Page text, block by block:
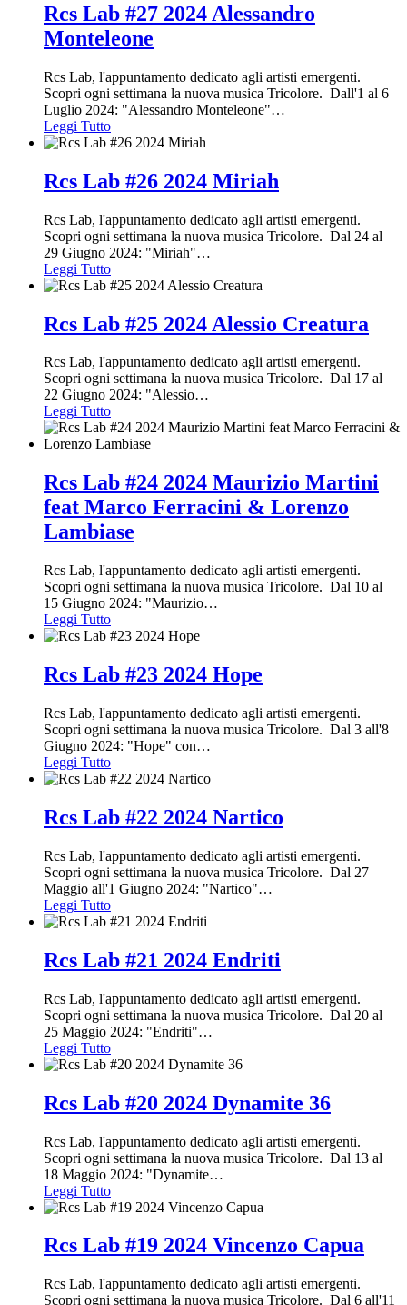
Rcs Lab #27 2024 Alessandro
Monteleone
Rcs Lab, l'appuntamento dedicato agli artisti emergenti.
Scopri ogni settimana la nuova musica Tricolore. Dall'1 al 6
Luglio 2024: "Alessandro Monteleone"…
Leggi Tutto
Rcs Lab #26 2024 Miriah
Rcs Lab, l'appuntamento dedicato agli artisti emergenti.
Scopri ogni settimana la nuova musica Tricolore. Dal 24 al
29 Giugno 2024: "Miriah"…
Leggi Tutto
Rcs Lab #25 2024 Alessio Creatura
Rcs Lab, l'appuntamento dedicato agli artisti emergenti.
Scopri ogni settimana la nuova musica Tricolore. Dal 17 al
22 Giugno 2024: "Alessio…
Leggi Tutto
Rcs Lab #24 2024 Maurizio Martini
feat Marco Ferracini & Lorenzo
Lambiase
Rcs Lab, l'appuntamento dedicato agli artisti emergenti.
Scopri ogni settimana la nuova musica Tricolore. Dal 10 al
15 Giugno 2024: "Maurizio…
Leggi Tutto
Rcs Lab #23 2024 Hope
Rcs Lab, l'appuntamento dedicato agli artisti emergenti.
Scopri ogni settimana la nuova musica Tricolore. Dal 3 all'8
Giugno 2024: "Hope" con…
Leggi Tutto
Rcs Lab #22 2024 Nartico
Rcs Lab, l'appuntamento dedicato agli artisti emergenti.
Scopri ogni settimana la nuova musica Tricolore. Dal 27
Maggio all'1 Giugno 2024: "Nartico"…
Leggi Tutto
Rcs Lab #21 2024 Endriti
Rcs Lab, l'appuntamento dedicato agli artisti emergenti.
Scopri ogni settimana la nuova musica Tricolore. Dal 20 al
25 Maggio 2024: "Endriti"…
Leggi Tutto
Rcs Lab #20 2024 Dynamite 36
Rcs Lab, l'appuntamento dedicato agli artisti emergenti.
Scopri ogni settimana la nuova musica Tricolore. Dal 13 al
18 Maggio 2024: "Dynamite…
Leggi Tutto
Rcs Lab #19 2024 Vincenzo Capua
Rcs Lab, l'appuntamento dedicato agli artisti emergenti.
Scopri ogni settimana la nuova musica Tricolore. Dal 6 all'11